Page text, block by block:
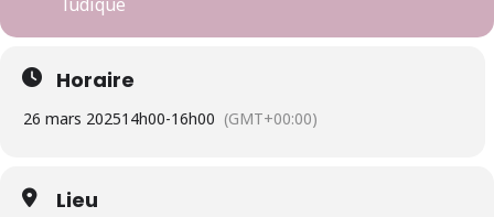
Horaire
26 mars 202514h00-16h00 (GMT+00:00)
Lieu